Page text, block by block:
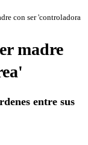
con ser 'controladora
madre
entre sus